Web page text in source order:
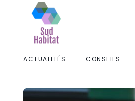
ACTUALITÉS CONSEILS